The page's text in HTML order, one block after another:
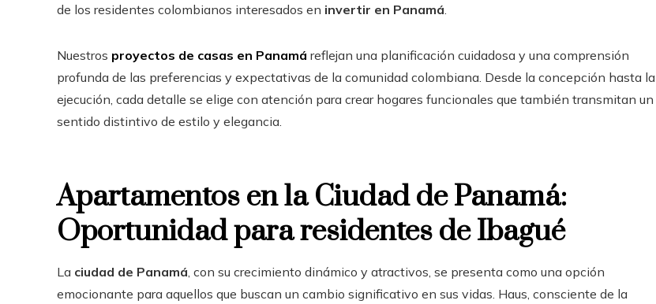
de los residentes colombianos interesados en invertir en Panamá.
Nuestros proyectos de casas en Panamá reflejan una planificación cuidadosa y una comprensión
profunda de las preferencias y expectativas de la comunidad colombiana. Desde la concepción hasta la
ejecución, cada detalle se elige con atención para crear hogares funcionales que también transmitan un
sentido distintivo de estilo y elegancia.
Apartamentos en la Ciudad de Panamá:
Oportunidad para residentes de Ibagué
La ciudad de Panamá, con su crecimiento dinámico y atractivos, se presenta como una opción
emocionante para aquellos que buscan un cambio significativo en sus vidas. Haus, consciente de la